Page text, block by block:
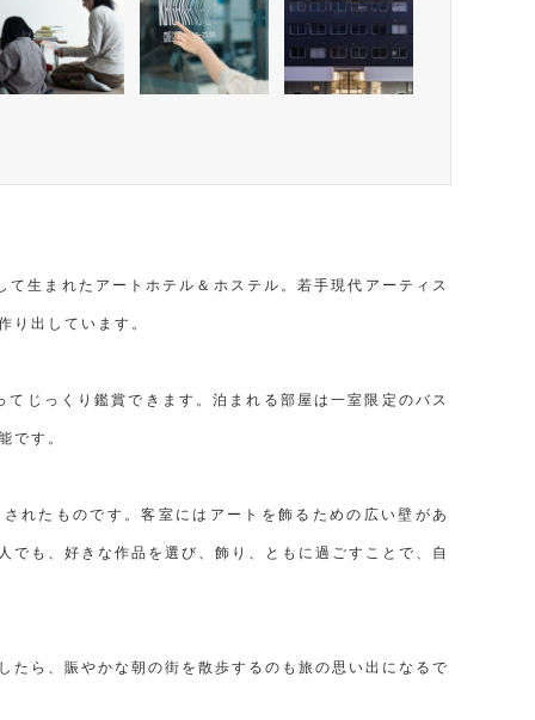
生まれたアートホテル＆ホステル。若手現代アーティス
り出しています。
じっくり鑑賞できます。泊まれる部屋は一室限定のバス
です。
れたものです。客室にはアートを飾るための広い壁があ
も、好きな作品を選び、飾り、ともに過ごすことで、自
ら、賑やかな朝の街を散歩するのも旅の思い出になるで